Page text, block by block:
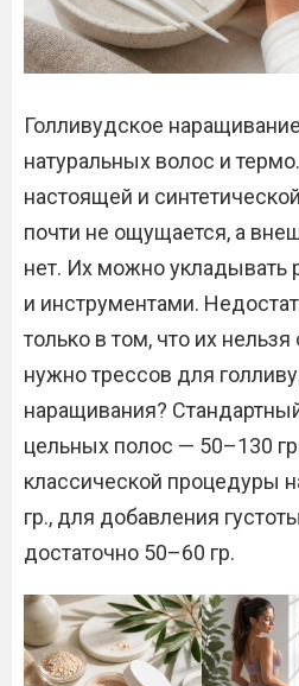
Голливудское
натуральных волос и
настоящей и
почти не ощущается, а
нет. Их можно укладывать
и инструментами.
только в том, что их
нужно трессов для
наращивания?
цельных полос — 50–130
классической процедуры
гр., для добавления
достаточно 50–60 гр.